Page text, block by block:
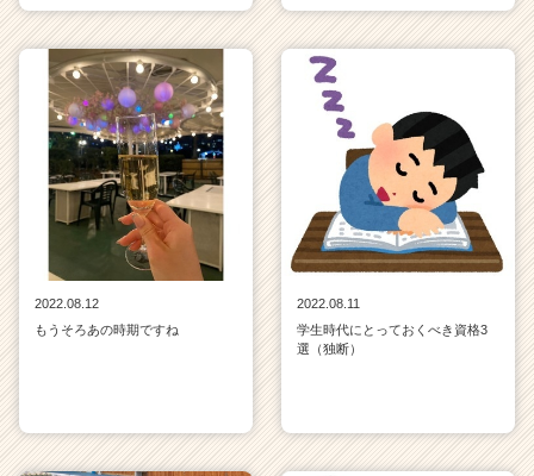
2022.08.12
もうそろあの時期ですね
2022.08.11
学生時代にとっておくべき資格3
選（独断）